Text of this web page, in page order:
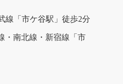
線「市ケ谷駅」徒歩2分
・南北線・新宿線「市